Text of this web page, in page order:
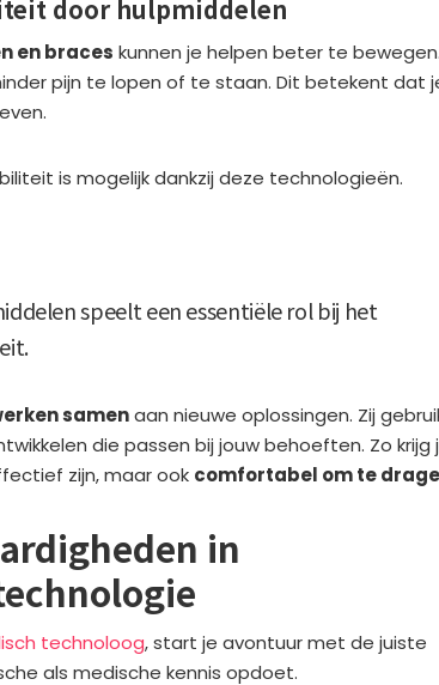
door hulpmiddelen
en braces kunnen je helpen beter te
pijn te lopen of te staan. Dit betekent dat
is mogelijk dankzij deze technologieën.
speelt een essentiële rol bij het
samenaan nieuwe oplossingen. Zij
die passen bij jouw behoeften. Zo krijg
zijn, maar ook comfortabel om te
in
technoloog, start je avontuur met de juiste
als medische kennis opdoet.